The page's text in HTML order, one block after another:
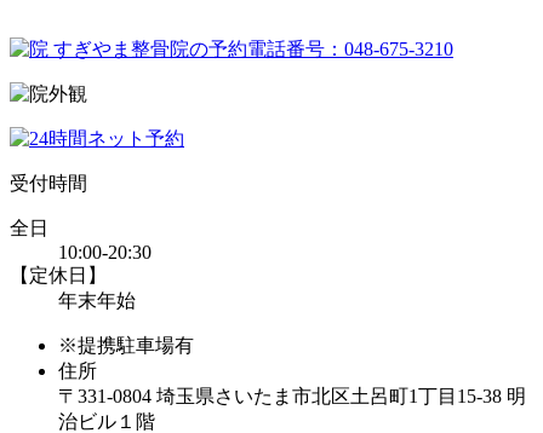
受付時間
全日
10:00-20:30
【定休日】
年末年始
※提携駐車場有
住所
〒331-0804 埼玉県さいたま市北区土呂町1丁目15-38 明
治ビル１階